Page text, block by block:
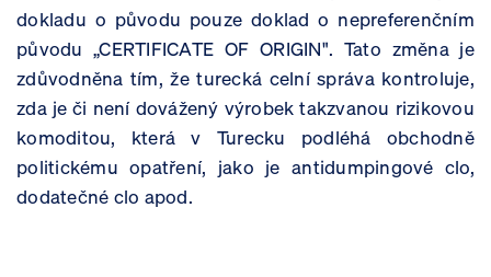
dokladu o původu pouze doklad o nepreferenčním
původu „CERTIFICATE OF ORIGIN". Tato změna je
zdůvodněna tím, že turecká celní správa kontroluje,
zda je či není dovážený výrobek takzvanou rizikovou
komoditou, která v Turecku podléhá obchodně
politickému opatření, jako je antidumpingové clo,
dodatečné clo apod.